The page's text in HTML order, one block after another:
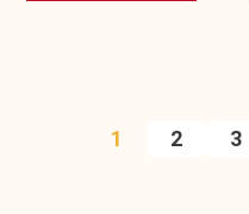
1 2 3